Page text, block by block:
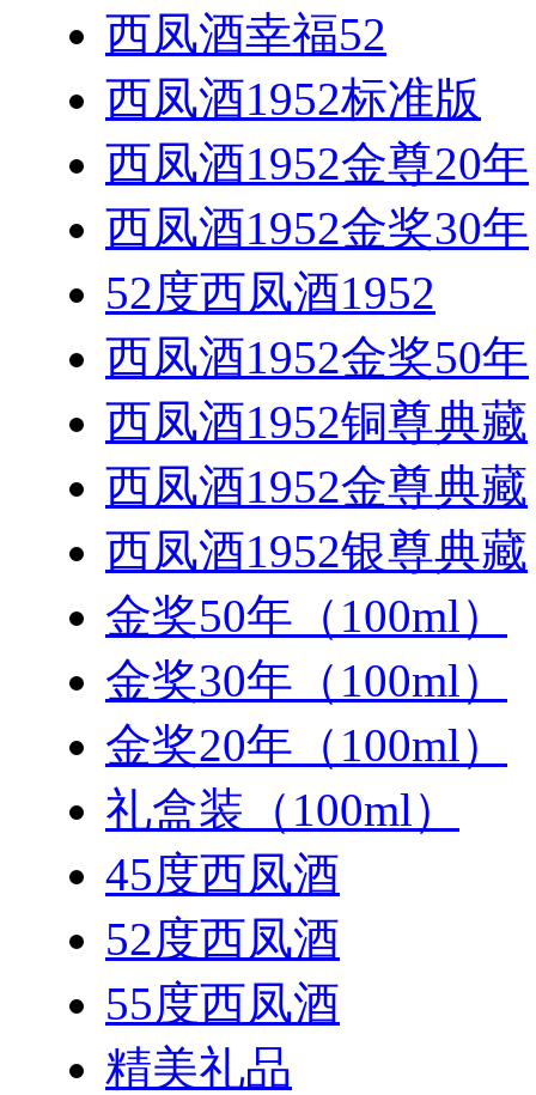
西凤酒幸福52
西凤酒1952标准版
西凤酒1952金尊20年
西凤酒1952金奖30年
52度西凤酒1952
西凤酒1952金奖50年
西凤酒1952铜尊典藏
西凤酒1952金尊典藏
西凤酒1952银尊典藏
金奖50年（100ml）
金奖30年（100ml）
金奖20年（100ml）
礼盒装（100ml）
45度西凤酒
52度西凤酒
55度西凤酒
精美礼品